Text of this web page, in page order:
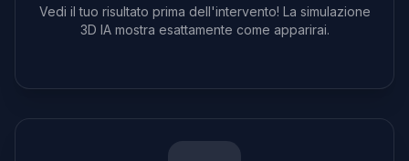
Vedi il tuo risultato prima dell'intervento! La simulazione
3D IA mostra esattamente come apparirai.